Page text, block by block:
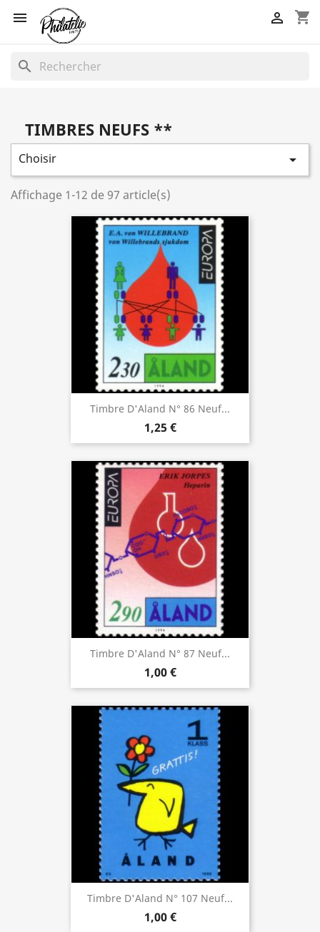
 shopping_cart

search
TIMBRES NEUFS **
Choisir 
Affichage 1-12 de 97 article(s)
Timbre D'Aland N° 86 Neuf...
1,25 €
Timbre D'Aland N° 87 Neuf...
1,00 €
Timbre D'Aland N° 107 Neuf...
1,00 €